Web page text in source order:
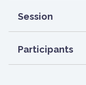
Session
Participants